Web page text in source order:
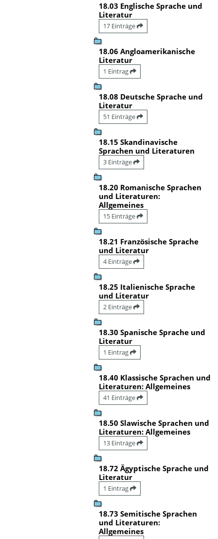
18.03 Englische Sprache und
Literatur
17 Einträge
18.06 Angloamerikanische
Literatur
1 Eintrag
18.08 Deutsche Sprache und
Literatur
51 Einträge
18.15 Skandinavische
Sprachen und Literaturen
3 Einträge
18.20 Romanische Sprachen
und Literaturen:
Allgemeines
15 Einträge
18.21 Französische Sprache
und Literatur
4 Einträge
18.25 Italienische Sprache
und Literatur
2 Einträge
18.30 Spanische Sprache und
Literatur
1 Eintrag
18.40 Klassische Sprachen und
Literaturen: Allgemeines
41 Einträge
18.50 Slawische Sprachen und
Literaturen: Allgemeines
13 Einträge
18.72 Ägyptische Sprache und
Literatur
1 Eintrag
18.73 Semitische Sprachen
und Literaturen:
Allgemeines